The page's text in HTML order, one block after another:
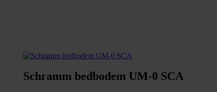
Schramm bedbodem UM-0 SCA